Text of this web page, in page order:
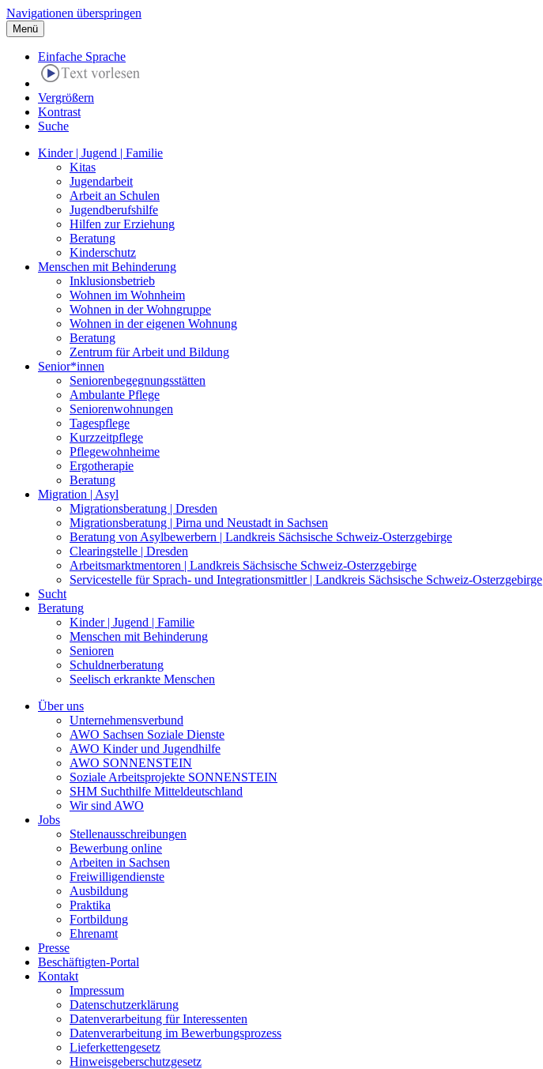
Navigationen überspringen
Menü
Einfache Sprache
Vergrößern
Kontrast
Suche
Kinder | Jugend | Familie
Kitas
Jugendarbeit
Arbeit an Schulen
Jugendberufshilfe
Hilfen zur Erziehung
Beratung
Kinderschutz
Menschen mit Behinderung
Inklusionsbetrieb
Wohnen im Wohnheim
Wohnen in der Wohngruppe
Wohnen in der eigenen Wohnung
Beratung
Zentrum für Arbeit und Bildung
Senior*innen
Seniorenbegegnungsstätten
Ambulante Pflege
Seniorenwohnungen
Tagespflege
Kurzzeitpflege
Pflegewohnheime
Ergotherapie
Beratung
Migration | Asyl
Migrationsberatung | Dresden
Migrationsberatung | Pirna und Neustadt in Sachsen
Beratung von Asylbewerbern | Landkreis Sächsische Schweiz-Osterzgebirge
Clearingstelle | Dresden
Arbeitsmarktmentoren | Landkreis Sächsische Schweiz-Osterzgebirge
Servicestelle für Sprach- und Integrationsmittler | Landkreis Sächsische Schweiz-Osterzgebirge
Sucht
Beratung
Kinder | Jugend | Familie
Menschen mit Behinderung
Senioren
Schuldnerberatung
Seelisch erkrankte Menschen
Über uns
Unternehmensverbund
AWO Sachsen Soziale Dienste
AWO Kinder und Jugendhilfe
AWO SONNENSTEIN
Soziale Arbeitsprojekte SONNENSTEIN
SHM Suchthilfe Mitteldeutschland
Wir sind AWO
Jobs
Stellenausschreibungen
Bewerbung online
Arbeiten in Sachsen
Freiwilligendienste
Ausbildung
Praktika
Fortbildung
Ehrenamt
Presse
Beschäftigten-Portal
Kontakt
Impressum
Datenschutzerklärung
Datenverarbeitung für Interessenten
Datenverarbeitung im Bewerbungsprozess
Lieferkettengesetz
Hinweisgeberschutzgesetz